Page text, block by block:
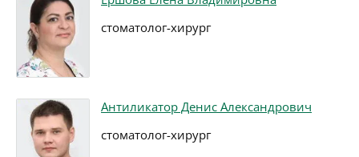
стоматолог-хирург
Антиликатор Денис Александрович
стоматолог-хирург